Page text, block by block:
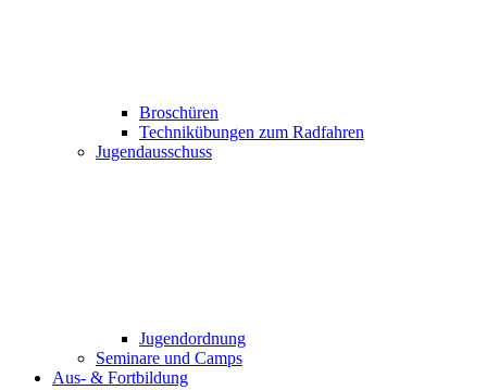
Broschüren
Technikübungen zum Radfahren
Jugendausschuss
Jugendordnung
Seminare und Camps
Aus- & Fortbildung